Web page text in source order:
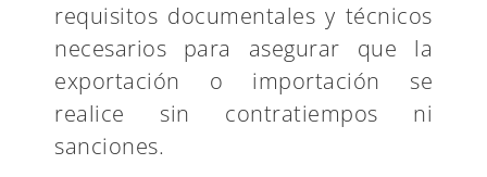
requisitos documentales y técnicos
necesarios para asegurar que la
exportación o importación se
realice sin contratiempos ni
sanciones.